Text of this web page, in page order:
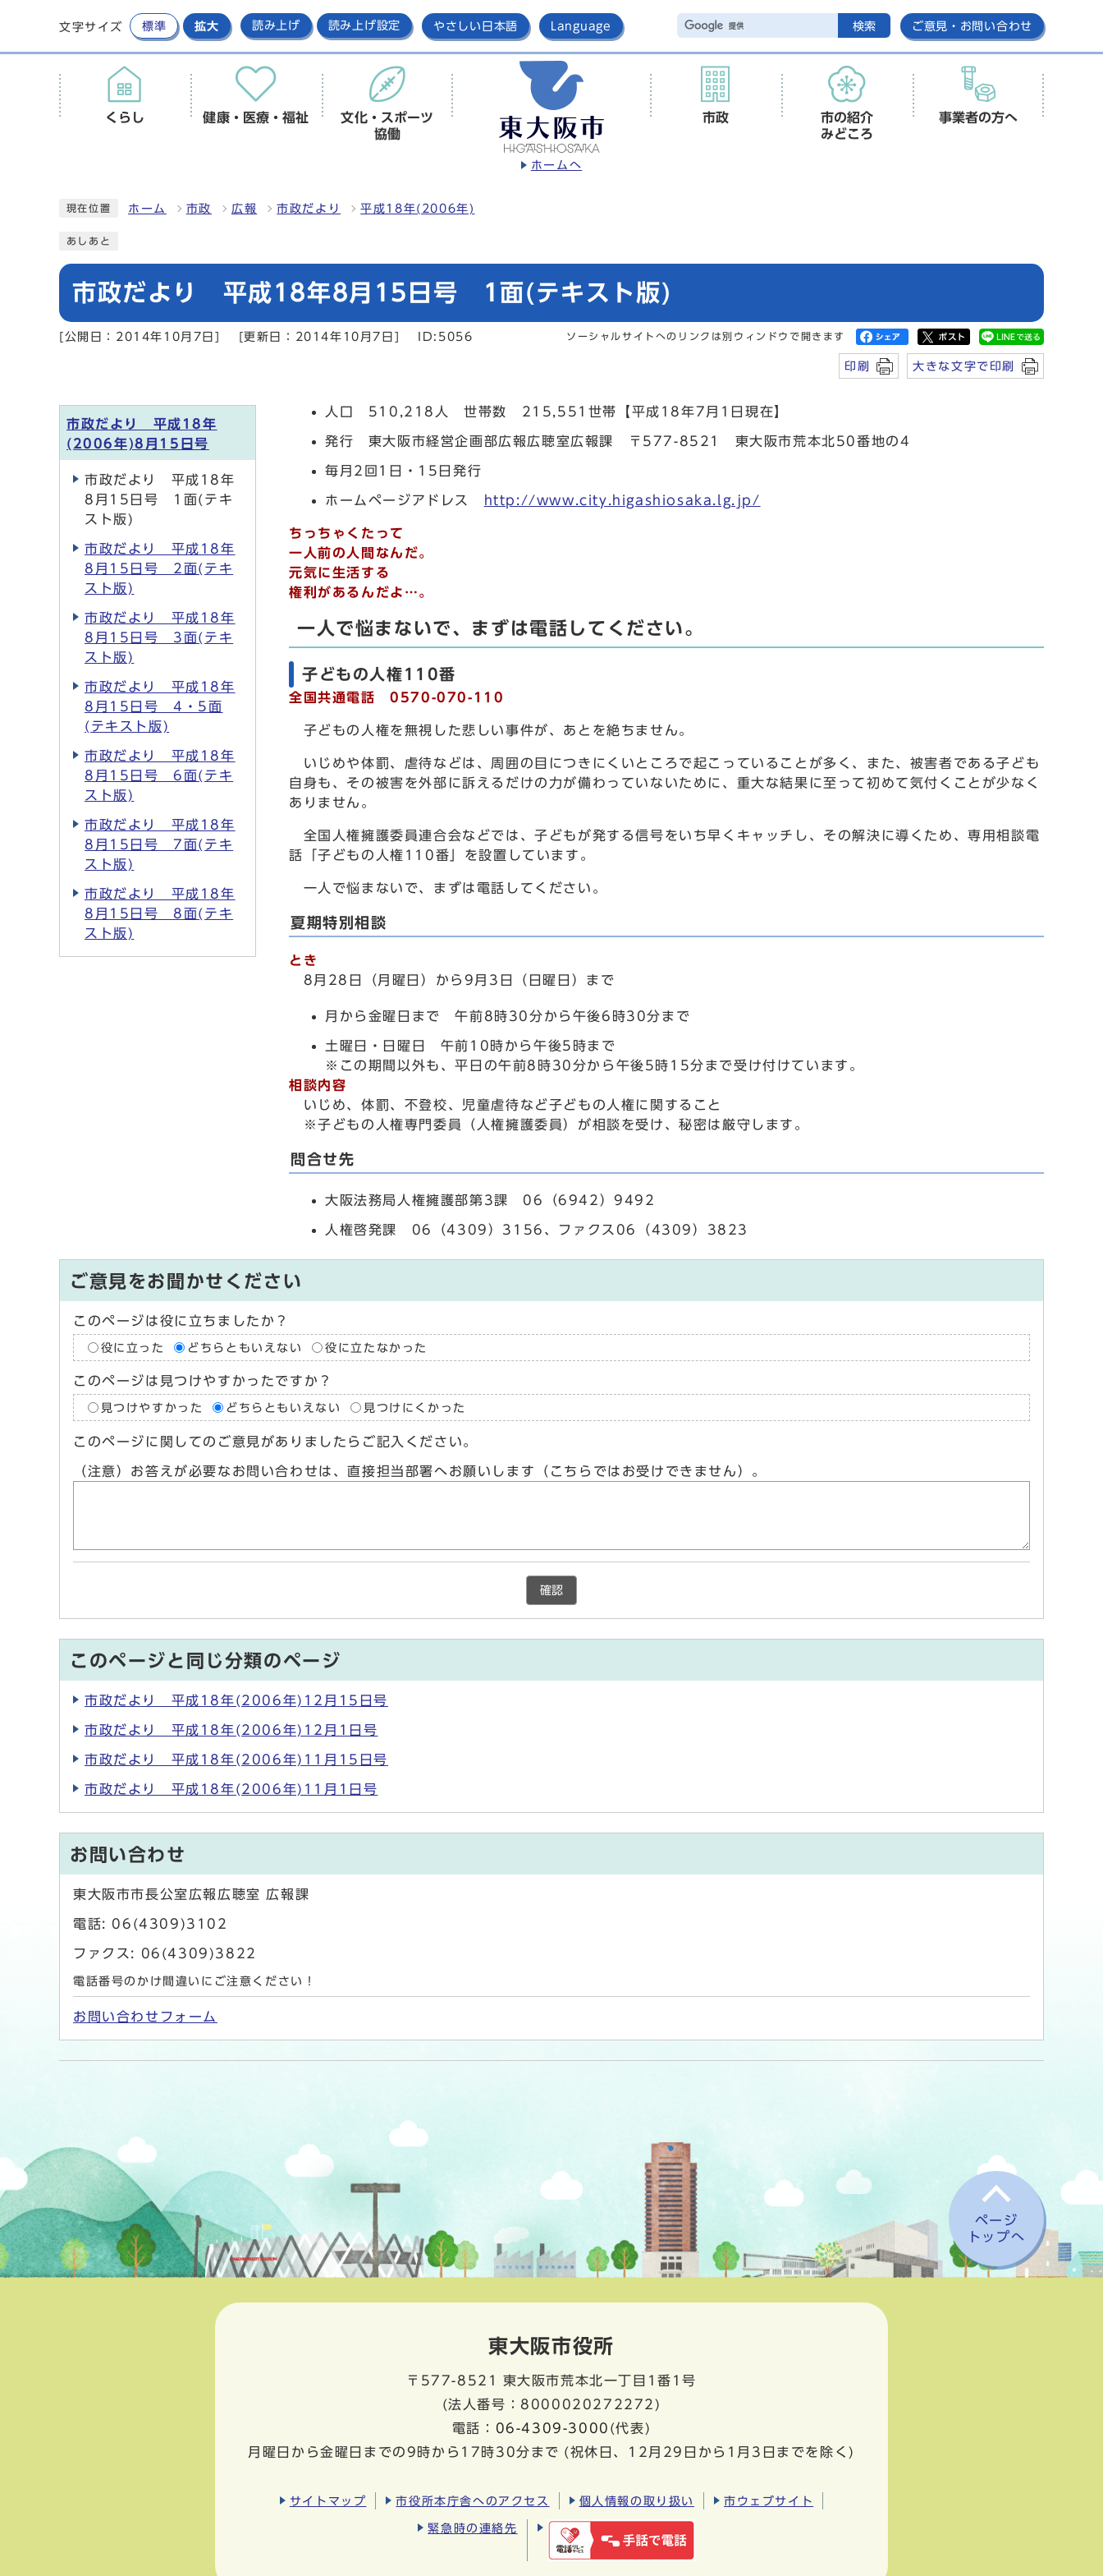
文字サイズ 標準 拡大 読み上げ 読み上げ設定 やさしい日本語 Language 検索 ご意見・お問い合わせ
ホームへ
くらし 健康・医療・福祉
文化・スポーツ
協働
市政
市の紹介
みどころ
事業者の方へ
現在位置 ホーム 市政 広報 市政だより 平成18年(2006年)
あしあと
市政だより 平成18年8月15日号 1面(テキスト版)
[公開日：2014年10月7日] [更新日：2014年10月7日] ID:5056 ソーシャルサイトへのリンクは別ウィンドウで開きます
印刷 大きな文字で印刷
人口 510,218人 世帯数 215,551世帯【平成18年7月1日現在】
発行 東大阪市経営企画部広報広聴室広報課 〒577-8521 東大阪市荒本北50番地の4
毎月2回1日・15日発行
ホームページアドレス http://www.city.higashiosaka.lg.jp/
ちっちゃくたって
一人前の人間なんだ。
元気に生活する
権利があるんだよ…。
一人で悩まないで、まずは電話してください。
子どもの人権110番
全国共通電話 0570-070-110
子どもの人権を無視した悲しい事件が、あとを絶ちません。
いじめや体罰、虐待などは、周囲の目につきにくいところで起こっていることが多く、また、被害者である子ども
自身も、その被害を外部に訴えるだけの力が備わっていないために、重大な結果に至って初めて気付くことが少なく
ありません。
全国人権擁護委員連合会などでは、子どもが発する信号をいち早くキャッチし、その解決に導くため、専用相談電
話「子どもの人権110番」を設置しています。
一人で悩まないで、まずは電話してください。
夏期特別相談
とき
8月28日（月曜日）から9月3日（日曜日）まで
月から金曜日まで 午前8時30分から午後6時30分まで
土曜日・日曜日 午前10時から午後5時まで
※この期間以外も、平日の午前8時30分から午後5時15分まで受け付けています。
相談内容
いじめ、体罰、不登校、児童虐待など子どもの人権に関すること
※子どもの人権専門委員（人権擁護委員）が相談を受け、秘密は厳守します。
問合せ先
大阪法務局人権擁護部第3課 06（6942）9492
人権啓発課 06（4309）3156、ファクス06（4309）3823
市政だより 平成18年
(2006年)8月15日号
市政だより 平成18年
8月15日号 1面(テキ
スト版)
市政だより 平成18年
8月15日号 2面(テキ
スト版)
市政だより 平成18年
8月15日号 3面(テキ
スト版)
市政だより 平成18年
8月15日号 4・5面
(テキスト版)
市政だより 平成18年
8月15日号 6面(テキ
スト版)
市政だより 平成18年
8月15日号 7面(テキ
スト版)
市政だより 平成18年
8月15日号 8面(テキ
スト版)
ご意見をお聞かせください
このページは役に立ちましたか？
役に立った どちらともいえない 役に立たなかった
このページは見つけやすかったですか？
見つけやすかった どちらともいえない 見つけにくかった
このページに関してのご意見がありましたらご記入ください。
（注意）お答えが必要なお問い合わせは、直接担当部署へお願いします（こちらではお受けできません）。
確認
このページと同じ分類のページ
市政だより 平成18年(2006年)12月15日号
市政だより 平成18年(2006年)12月1日号
市政だより 平成18年(2006年)11月15日号
市政だより 平成18年(2006年)11月1日号
お問い合わせ
東大阪市市長公室広報広聴室 広報課
電話: 06(4309)3102
ファクス: 06(4309)3822
電話番号のかけ間違いにご注意ください！
お問い合わせフォーム
ページ
トップへ
東大阪市役所
〒577-8521
東大阪市荒本北一丁目1番1号
(法人番号：8000020272272)
電話： 06-4309-3000 (代表)
月曜日から金曜日までの9時から17時30分まで (祝休日、12月29日から1月3日までを除く)
サイトマップ 市役所本庁舎へのアクセス 個人情報の取り扱い 市ウェブサイト
緊急時の連絡先